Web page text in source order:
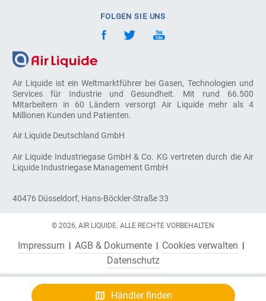
Händler finden
Air Liquide ist ein Weltmarktführer bei Gasen, Technologien und
Services für Industrie und Gesundheit. Mit rund 66.500
Mitarbeitern in 60 Ländern versorgt Air Liquide mehr als 4
Millionen Kunden und Patienten.
Air Liquide Deutschland GmbH
Air Liquide Industriegase GmbH & Co. KG vertreten durch die Air
Liquide Industriegase Management GmbH
40476 Düsseldorf, Hans-Böckler-Straße 33
FOLGEN SIE UNS
© 2026, AIR LIQUIDE. ALLE RECHTE VORBEHALTEN
Impressum AGB & Dokumente
Cookies verwalten
Datenschutz